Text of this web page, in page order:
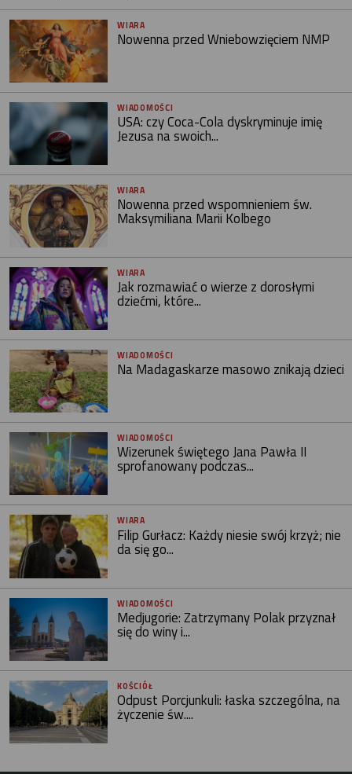
WIARA
Nowenna przed Wniebowzięciem NMP
WIADOMOŚCI
USA: czy Coca-Cola dyskryminuje imię
Jezusa na swoich...
WIARA
Nowenna przed wspomnieniem św.
Maksymiliana Marii Kolbego
WIARA
Jak rozmawiać o wierze z dorosłymi
dziećmi, które...
WIADOMOŚCI
Na Madagaskarze masowo znikają dzieci
WIADOMOŚCI
Wizerunek świętego Jana Pawła II
sprofanowany podczas...
WIARA
Filip Gurłacz: Każdy niesie swój krzyż; nie
da się go...
WIADOMOŚCI
Medjugorie: Zatrzymany Polak przyznał
się do winy i...
KOŚCIÓŁ
Odpust Porcjunkuli: łaska szczególna, na
życzenie św....